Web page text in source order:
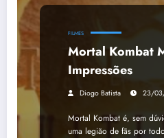
FILMES
Mortal Kombat
Impressões
Diogo Batista 23/
Mortal Kombat é, sem
uma legião de fãs por